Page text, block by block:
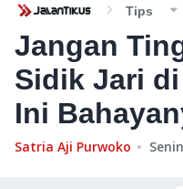
Tips
Jangan
Sidik Jari
Ini
Satria Aji Purwoko